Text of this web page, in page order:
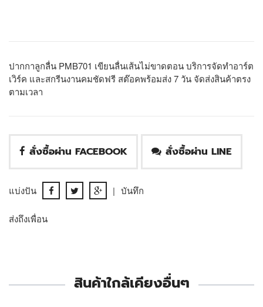
ปากกาลูกลื่น PMB701 เขียนลื่นเส้นไม่ขาดตอน บริการจัดทำอาร์ต
เวิร์ค และสกรีนงานคมชัดฟรี สต๊อคพร้อมส่ง 7 วัน จัดส่งสินค้าตรง
ตามเวลา
สั่งซื้อผ่าน FACEBOOK สั่งซื้อผ่าน LINE
แบ่งปัน | บันทึก
ส่งถึงเพื่อน
สินค้าใกล้เคียงอื่นๆ